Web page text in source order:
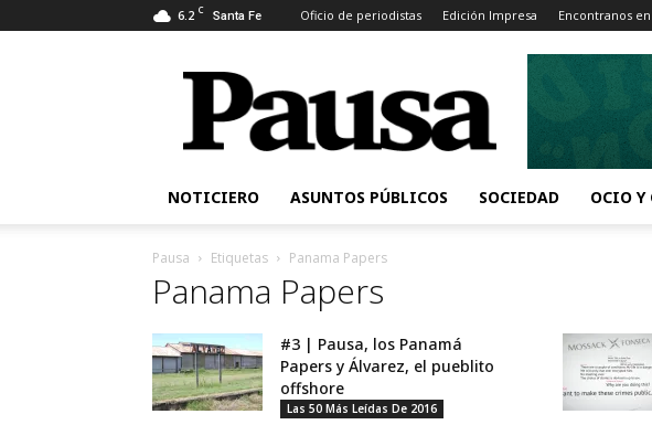
6.2 C Santa Fe Oficio de periodistas Edición Impresa Encontranos
Pausa
NOTICIERO ASUNTOS PÚBLICOS SOCIEDAD OCIO Y
Pausa Etiquetas Panama Papers
Panama Papers
#3 | Pausa, los Panamá
Papers y Álvarez, el pueblito
offshore
Las 50 Más Leídas De 2016